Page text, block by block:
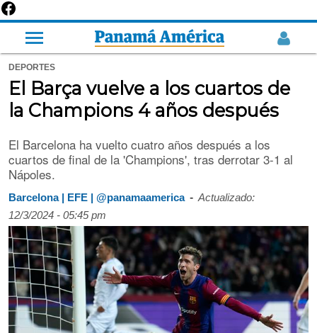
DEPORTES
El Barça vuelve a los cuartos de
la Champions 4 años después
El Barcelona ha vuelto cuatro años después a los
cuartos de final de la 'Champions', tras derrotar 3-1 al
Nápoles.
Barcelona | EFE | @panamaamerica - Actualizado:
12/3/2024 - 05:45 pm